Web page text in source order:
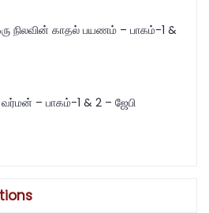
நிலவின் காதல் பயணம் – பாகம்-1 &
வர்மன் – பாகம்-1 & 2 – ஜேபி